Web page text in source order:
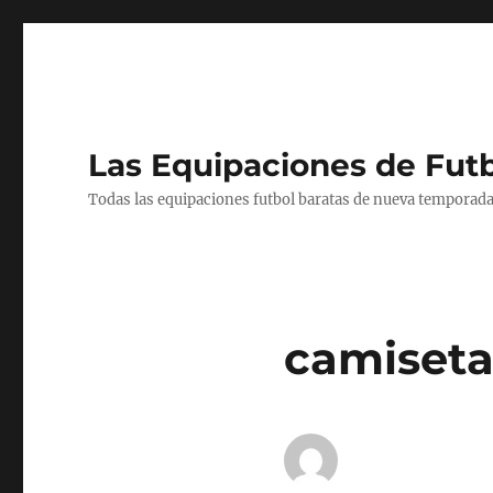
Las Equipaciones de
Todas las equipaciones futbol baratas de nueva